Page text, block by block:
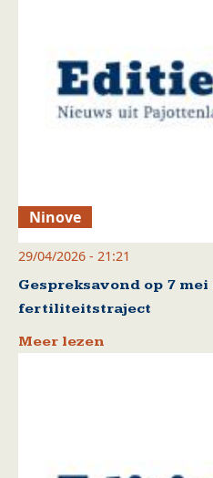
Ninove
29/04/2026 - 21:21
Gespreksavond op 7
fertiliteitstraject
Meer lezen